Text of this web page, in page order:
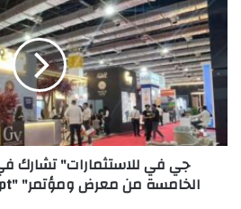
للاستثمارات"
تشارك
في
فعاليات
النسخة
الخامسة
من
ومؤتمر"
جي في للاستثمارات" تشارك
الخامسة من معرض ومؤتمر" "Big 5 construct Egypt